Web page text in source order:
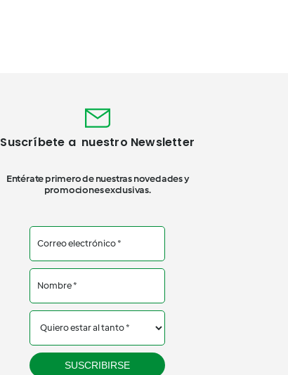
Suscríbete a nuestro Newsletter
Entérate primero de nuestras novedades y
promociones exclusivas.
SUSCRIBIRSE